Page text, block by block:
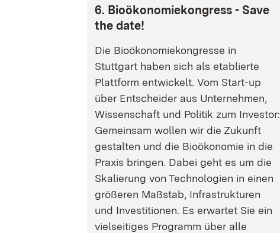
6. Bioökonomiekongress - Save
the date!
Die Bioökonomiekongresse in
Stuttgart haben sich als etablierte
Plattform entwickelt. Vom Start-up
über Entscheider aus Unternehmen,
Wissenschaft und Politik zum Investor:
Gemeinsam wollen wir die Zukunft
gestalten und die Bioökonomie in die
Praxis bringen. Dabei geht es um die
Skalierung von Technologien in einen
größeren Maßstab, Infrastrukturen
und Investitionen. Es erwartet Sie ein
vielseitiges Programm über alle